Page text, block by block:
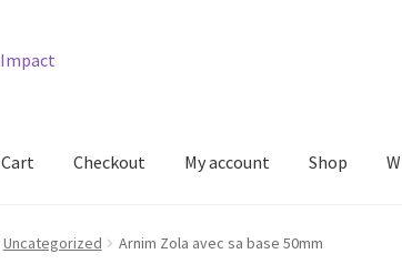
Cart Checkout My account Shop
Checkout My accountShop Wishlist
Uncategorized Arnim Zola avec sa base 50mm